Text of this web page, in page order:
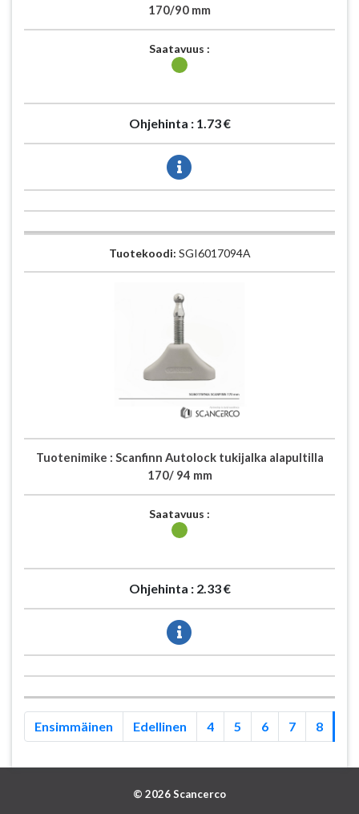
170/90 mm
Saatavuus :
Ohjehinta : 1.73 €
Tuotekoodi: SGI6017094A
Tuotenimike : Scanfinn Autolock tukijalka alapultilla
170/ 94 mm
Saatavuus :
Ohjehinta : 2.33 €
Ensimmäinen Edellinen 4 5 6 7 8
© 2026 Scancerco